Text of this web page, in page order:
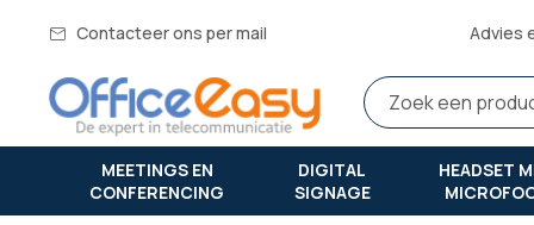
Contacteer ons per mail Advies
MEETINGS EN
CONFERENCING
DIGITAL
SIGNAGE
HEADSET